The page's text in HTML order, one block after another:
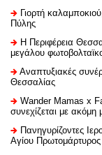
Γιορτή
Πύλης
H Περιφέρεια
μεγάλου
Αναπτυξιακές
Θεσσαλίας
Wander Mamas x
συνεχίζεται με
Πανηγυρίζοντες
Αγίου